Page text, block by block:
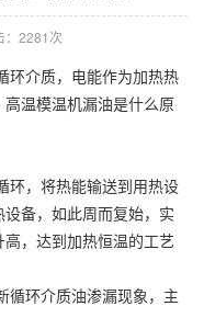
：2281次
环介质，电能作为加热热
温模温机漏油是什么原
环，将热能输送到用热设
备，如此周而复始，实
，达到加热恒温的工艺
循环介质油渗漏现象，主